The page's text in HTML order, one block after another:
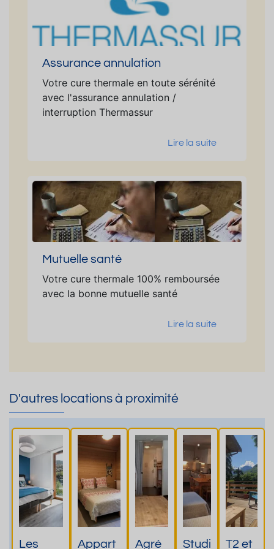
Assurance annulation
Votre cure thermale en toute sérénité
avec l'assurance annulation /
interruption Thermassur
Lire la suite
Mutuelle santé
Votre cure thermale 100% remboursée
avec la bonne mutuelle santé
Lire la suite
D'autres locations à proximité
Les
Appart
Agré
Studi
T2 et